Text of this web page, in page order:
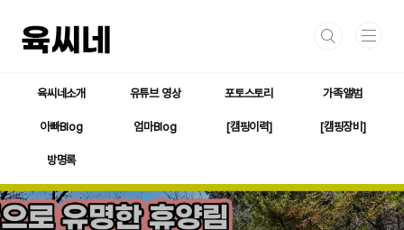
육씨네소개 유튜브 영상 포토스토리 가족앨범
아빠Blog 엄마Blog [캠핑이력] [캠핑장비]
방명록